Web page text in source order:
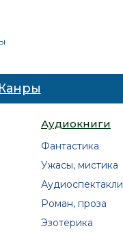
Аудиокниги
Фантастика
Ужасы, мистика
Аудиоспектакли
Роман, проза
Эзотерика